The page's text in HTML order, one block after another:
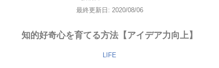
最終更新日: 2020/08/06
知的好奇心を育てる方法【アイデア力向上】
LIFE